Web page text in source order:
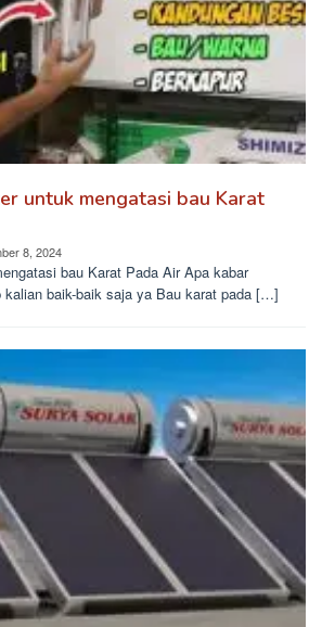
untuk mengatasi bau Karat
8, 2024
bau Karat Pada Air Apa kabar
kalian baik-baik saja ya Bau karat pada […]